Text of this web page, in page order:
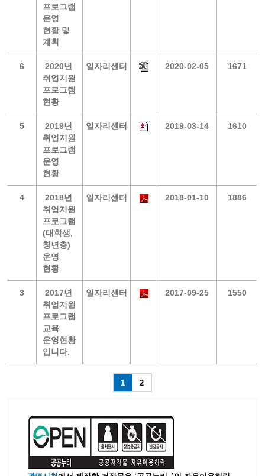
프로그램
운영
현황 및
계획
6
2020년
취업지원
프로그램
현황
일자리센터 2020-02-05 1671
5
2019년
취업지원
프로그램
운영
현황
일자리센터 2019-03-14 1610
4
2018년
취업지원
프로그램
(대학생,
청년층)
운영
현황
일자리센터 2018-01-10 1886
3
2017년
취업지원
프로그램
교육
운영현황
입니다.
일자리센터 2017-09-25 1550
1 2